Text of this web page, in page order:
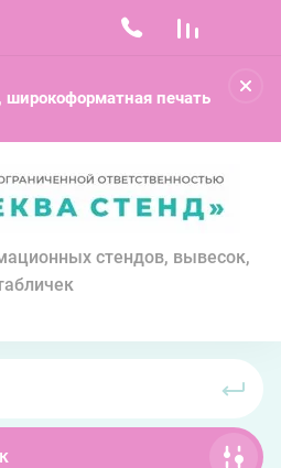
печать
стендов, вывесок,